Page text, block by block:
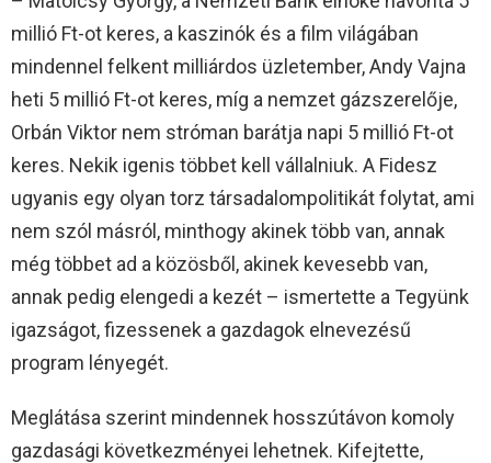
millió Ft-ot keres, a kaszinók és a film világában
mindennel felkent milliárdos üzletember, Andy Vajna
heti 5 millió Ft-ot keres, míg a nemzet gázszerelője,
Orbán Viktor nem stróman barátja napi 5 millió Ft-ot
keres. Nekik igenis többet kell vállalniuk. A Fidesz
ugyanis egy olyan torz társadalompolitikát folytat, ami
nem szól másról, minthogy akinek több van, annak
még többet ad a közösből, akinek kevesebb van,
annak pedig elengedi a kezét – ismertette a Tegyünk
igazságot, fizessenek a gazdagok elnevezésű
program lényegét.
Meglátása szerint mindennek hosszútávon komoly
gazdasági következményei lehetnek. Kifejtette,